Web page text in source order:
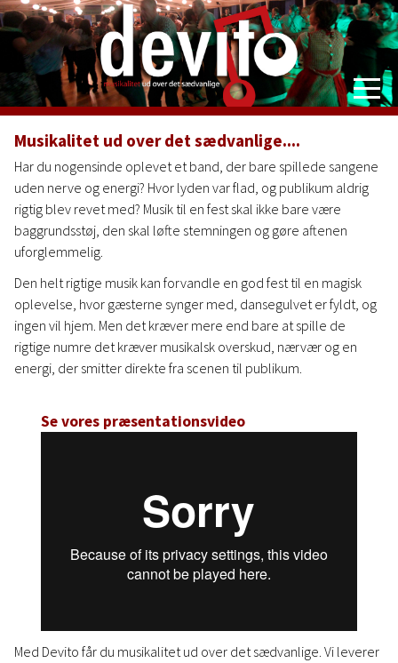
Priser
Om bandet
Repertoire
Videoer
Musikalitet ud over det sædvanlige....
Har du nogensinde oplevet et band, der bare spillede sangene
uden nerve og energi? Hvor lyden var flad, og publikum aldrig
rigtig blev revet med? Musik til en fest skal ikke bare være
baggrundsstøj, den skal løfte stemningen og gøre aftenen
uforglemmelig.
Den helt rigtige musik kan forvandle en god fest til en magisk
oplevelse, hvor gæsterne synger med, dansegulvet er fyldt, og
ingen vil hjem. Men det kræver mere end bare at spille de
rigtige numre det kræver musikalsk overskud, nærvær og en
energi, der smitter direkte fra scenen til publikum.
Se vores præsentationsvideo
Med Devito får du musikalitet ud over det sædvanlige. Vi leverer